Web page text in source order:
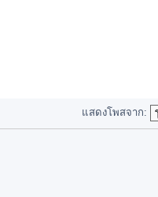
แสดงโพสจาก: